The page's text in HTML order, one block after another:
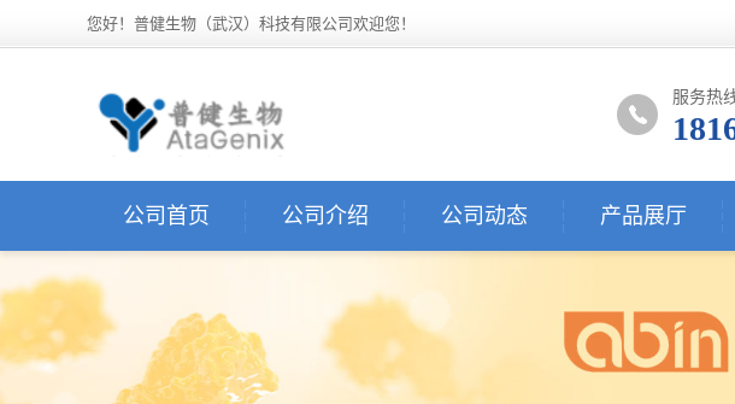
您好！普健生物（武汉）科技有限公司欢迎您！
服务热
公司首页 公司介绍 公司动态 产品展厅